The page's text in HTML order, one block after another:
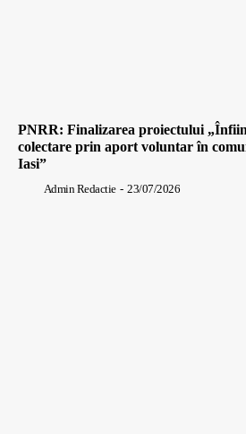
PNRR: Finalizarea proiectului
colectare prin aport voluntar în
Iasi”
Admin Redactie - 23/07/2026